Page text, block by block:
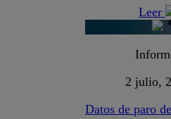
Leer
2 julio,
Datos de paro